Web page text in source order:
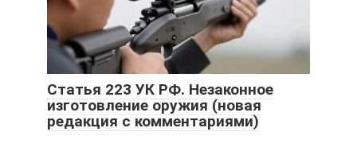
Статья 223 УК РФ. Незаконное
изготовление оружия (новая
редакция с комментариями)